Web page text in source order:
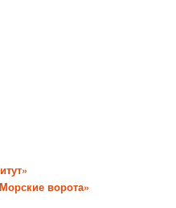
ворота»